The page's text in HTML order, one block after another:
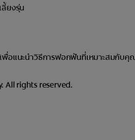
ยงรุ่น
พื่อแนะนำวิธีการฟอกฟันที่เหมาะสมกับคุ
All rights reserved.